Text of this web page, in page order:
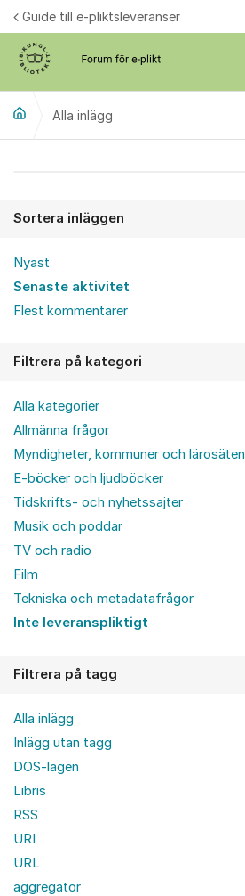
Hoppa till innehåll
Guide till e-pliktsleveranser
Alla inlägg
Sortera inläggen
Nyast
Senaste aktivitet
Flest kommentarer
Filtrera på kategori
Alla kategorier
Allmänna frågor
Myndigheter, kommuner och lärosäten
E-böcker och ljudböcker
Tidskrifts- och nyhetssajter
Musik och poddar
TV och radio
Film
Tekniska och metadatafrågor
Inte leveranspliktigt
Filtrera på tagg
Alla inlägg
Inlägg utan tagg
DOS-lagen
Libris
RSS
URI
URL
aggregator